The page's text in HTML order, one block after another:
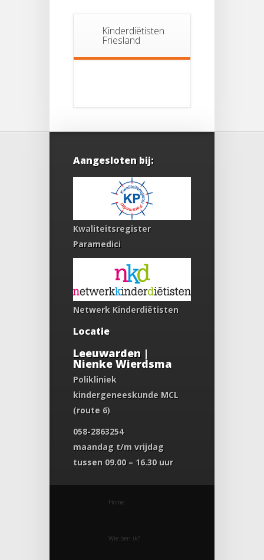
Kinderdiëtisten
Friesland
Aangesloten bij:
Kwaliteitsregister
Paramedici
Netwerk Kinderdiëtisten
Locatie
Leeuwarden |
Nienke Wierdsma
Polikliniek
kindergeneeskunde MCL
(route 6)
058-2863254
maandag t/m vrijdag
tussen 09.00 – 16.30 uur
Home
Wie ben ik?